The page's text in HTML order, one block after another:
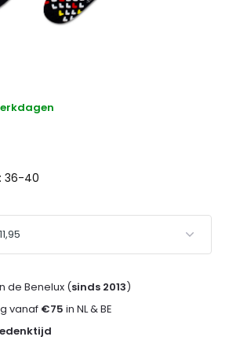
36-40
de Benelux (sinds 2013)
vanaf €75 in NL & BE